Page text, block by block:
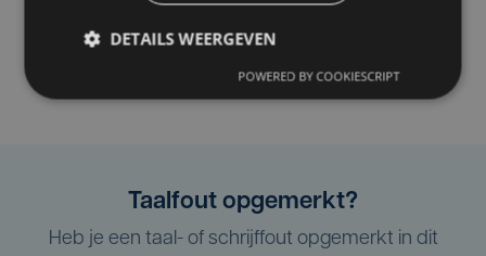
Taalfout opgemerkt?
Heb je een taal- of schrijffout opgemerkt in dit
DETAILS WEERGEVEN
POWERED BY COOKIESCRIPT